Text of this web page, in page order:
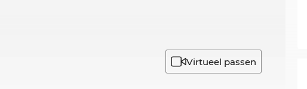
Virtueel passen